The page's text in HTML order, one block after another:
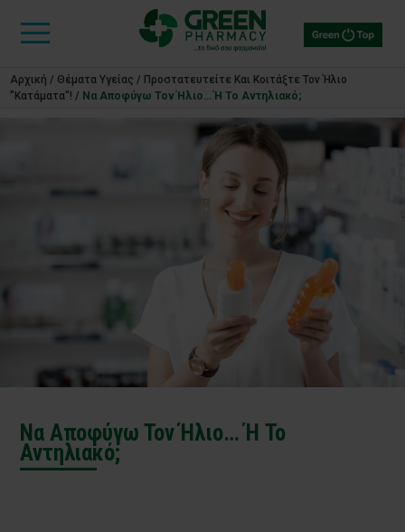
Αρχική / Θέματα Υγείας / Προστατευτείτε Και Κοιτάξτε Τον Ήλιο
"κατάματα"! / Να Αποφύγω Τον Ήλιο… Ή Το Αντηλιακό;
Να Αποφύγω Τον Ήλιο… Ή Το
Αντηλιακό;